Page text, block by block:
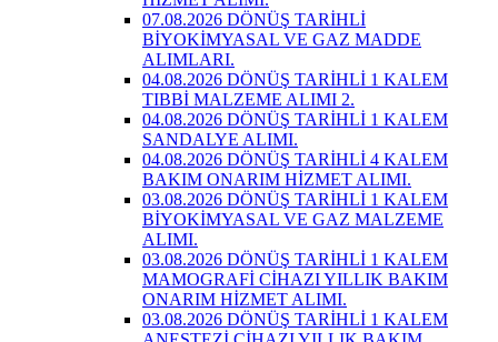
07.08.2026 DÖNÜŞ TARİHLİ
BİYOKİMYASAL VE GAZ MADDE
ALIMLARI.
04.08.2026 DÖNÜŞ TARİHLİ 1 KALEM
TIBBİ MALZEME ALIMI 2.
04.08.2026 DÖNÜŞ TARİHLİ 1 KALEM
SANDALYE ALIMI.
04.08.2026 DÖNÜŞ TARİHLİ 4 KALEM
BAKIM ONARIM HİZMET ALIMI.
03.08.2026 DÖNÜŞ TARİHLİ 1 KALEM
BİYOKİMYASAL VE GAZ MALZEME
ALIMI.
03.08.2026 DÖNÜŞ TARİHLİ 1 KALEM
MAMOGRAFİ CİHAZI YILLIK BAKIM
ONARIM HİZMET ALIMI.
03.08.2026 DÖNÜŞ TARİHLİ 1 KALEM